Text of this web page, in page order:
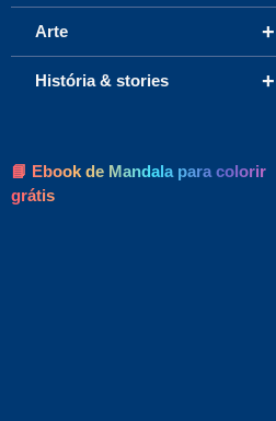
+
Arte
+
História & stories
📘 Ebook de Mandala para colorir
grátis